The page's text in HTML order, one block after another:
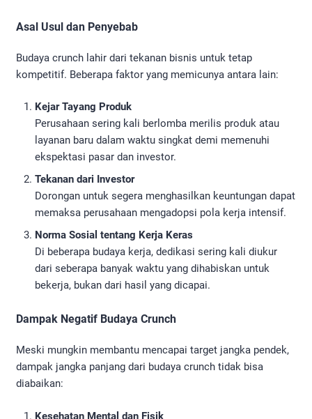
Asal Usul dan Penyebab
Budaya crunch lahir dari tekanan bisnis untuk tetap
kompetitif. Beberapa faktor yang memicunya antara lain:
Kejar Tayang Produk
Perusahaan sering kali berlomba merilis produk atau
layanan baru dalam waktu singkat demi memenuhi
ekspektasi pasar dan investor.
Tekanan dari Investor
Dorongan untuk segera menghasilkan keuntungan dapat
memaksa perusahaan mengadopsi pola kerja intensif.
Norma Sosial tentang Kerja Keras
Di beberapa budaya kerja, dedikasi sering kali diukur
dari seberapa banyak waktu yang dihabiskan untuk
bekerja, bukan dari hasil yang dicapai.
Dampak Negatif Budaya Crunch
Meski mungkin membantu mencapai target jangka pendek,
dampak jangka panjang dari budaya crunch tidak bisa
diabaikan:
Kesehatan Mental dan Fisik